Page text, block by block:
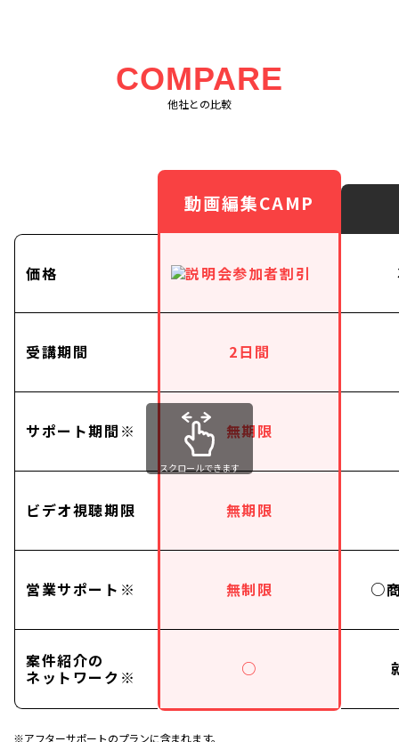
COMPARE
他社との比較
価格
受講期間
サポート期間※
ビデオ視聴期限
営業サポート※
案件紹介の
ネットワーク※
動画編集CAMP
2日間
無期限
無期限
無制限
○
○
スクロールできます
※アフターサポートのプランに含まれます。